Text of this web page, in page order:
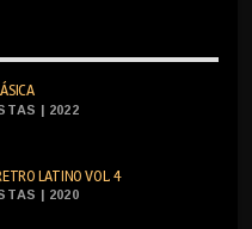
| 2022
LATINO VOL. 4
| 2020